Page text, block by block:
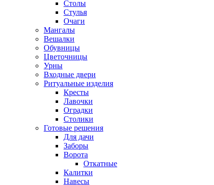
Столы
Стулья
Очаги
Мангалы
Вешалки
Обувницы
Цветочницы
Урны
Входные двери
Ритуальные изделия
Кресты
Лавочки
Оградки
Столики
Готовые решения
Для дачи
Заборы
Ворота
Откатные
Калитки
Навесы